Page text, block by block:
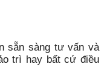
sẵn sàng tư vấn và
trì hay bất cứ điều